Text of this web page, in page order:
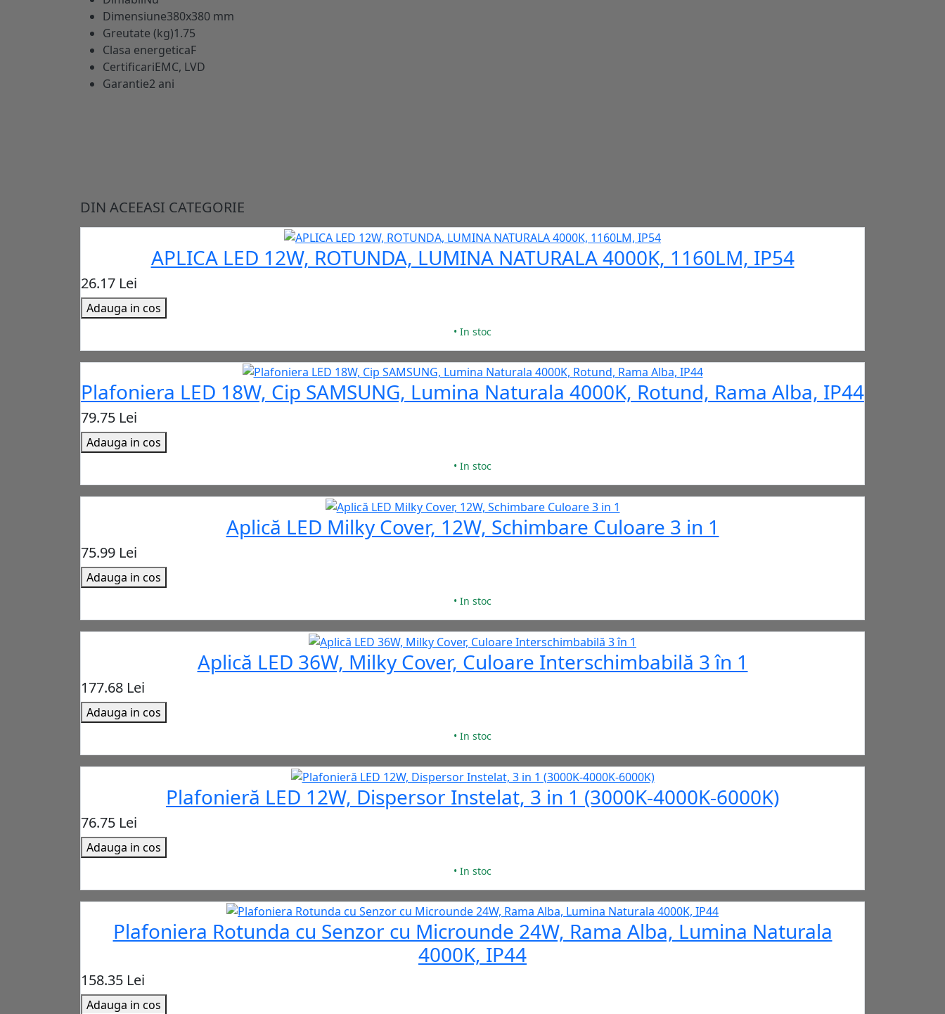
Dimensiune380x380 mm
Greutate (kg)1.75
Clasa energeticaF
CertificariEMC, LVD
Garantie2 ani
DIN ACEEASI CATEGORIE
APLICA LED 12W, ROTUNDA, LUMINA NATURALA 4000K, 1160LM, IP54
26.17 Lei
Adauga in cos
• In stoc
Plafoniera LED 18W, Cip SAMSUNG, Lumina Naturala 4000K, Rotund, Rama Alba, IP44
79.75 Lei
Adauga in cos
• In stoc
Aplică LED Milky Cover, 12W, Schimbare Culoare 3 in 1
75.99 Lei
Adauga in cos
• In stoc
Aplică LED 36W, Milky Cover, Culoare Interschimbabilă 3 în 1
177.68 Lei
Adauga in cos
• In stoc
Plafonieră LED 12W, Dispersor Instelat, 3 in 1 (3000K-4000K-6000K)
76.75 Lei
Adauga in cos
• In stoc
Plafoniera Rotunda cu Senzor cu Microunde 24W, Rama Alba, Lumina Naturala
4000K, IP44
158.35 Lei
Adauga in cos